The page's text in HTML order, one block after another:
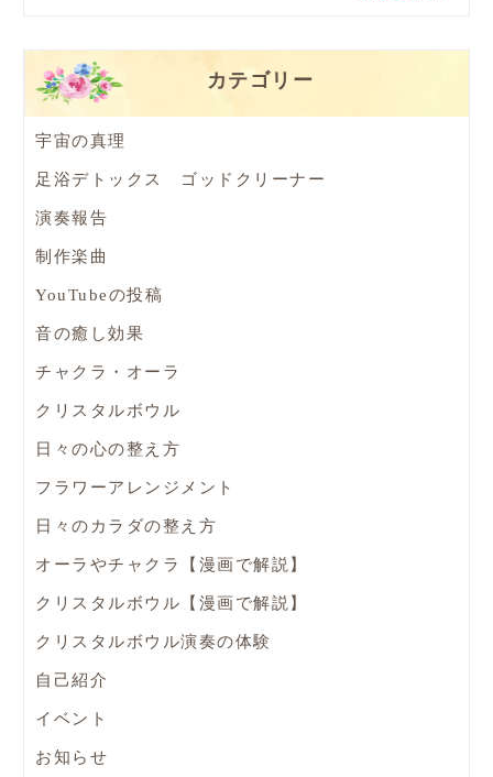
カテゴリー
宇宙の真理
足浴デトックス ゴッドクリーナー
演奏報告
制作楽曲
YouTubeの投稿
音の癒し効果
チャクラ・オーラ
クリスタルボウル
日々の心の整え方
フラワーアレンジメント
日々のカラダの整え方
オーラやチャクラ【漫画で解説】
クリスタルボウル【漫画で解説】
クリスタルボウル演奏の体験
自己紹介
イベント
お知らせ